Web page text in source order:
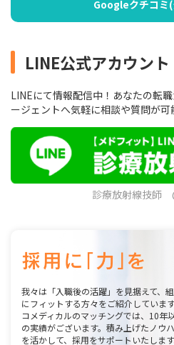
Googleクチコミ
LINE公式アカウント
LINEにて情報配信中！あなたの転
ージェントへ気軽に相談や質問が可
診療放射線技師
我々は「入職後の活躍」を見据えて、
にフィットする方々をご紹介しています
コメディカルのマッチングでは、10年
の実績がございます。積み上げたノウ
を活かして、採用をサポートいたします